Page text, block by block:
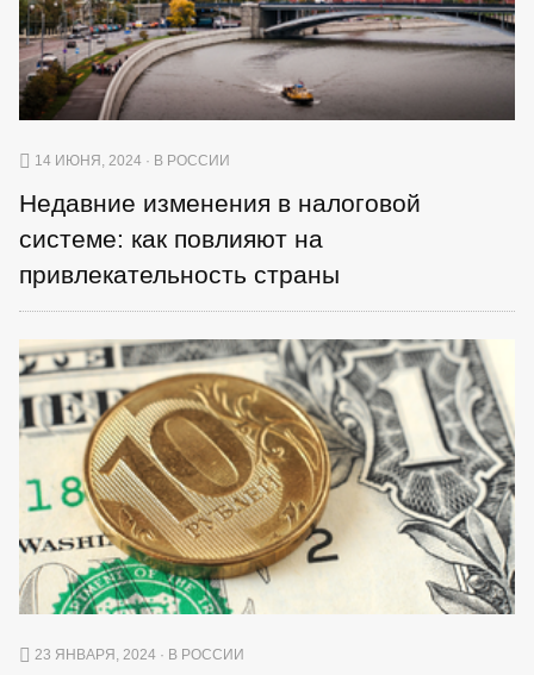
14 ИЮНЯ, 2024 · В РОССИИ
Недавние изменения в налоговой
системе: как повлияют на
привлекательность страны
23 ЯНВАРЯ, 2024 · В РОССИИ